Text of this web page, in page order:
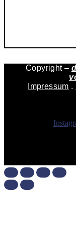
Copyright –
Impressum .